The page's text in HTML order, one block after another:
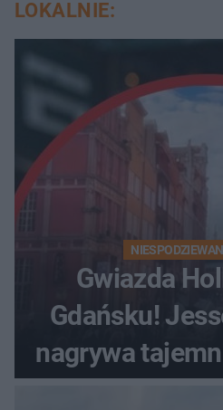
LOKALNIE:
Gwiazda
Gdańsku!
nagrywa